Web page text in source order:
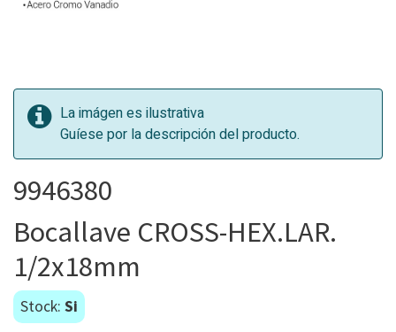
La imágen es ilustrativa
Guíese por la descripción del producto.
9946380
Bocallave CROSS-HEX.LAR.
1/2x18mm
Stock: Si